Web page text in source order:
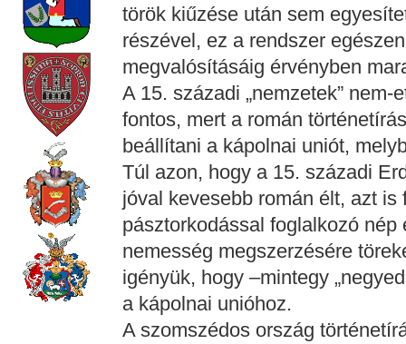
török kiűzése után sem
részével, ez a rendszer
megvalósításáig érvényben
A 15. századi „nemzetek”
fontos, mert a román
beállítani a kápolnai uniót,
Túl azon, hogy a 15. századi
jóval kevesebb román élt, azt
pásztorkodással foglalkozó
nemesség megszerzésére
igényük, hogy –mintegy
a kápolnai unióhoz.
A szomszédos ország